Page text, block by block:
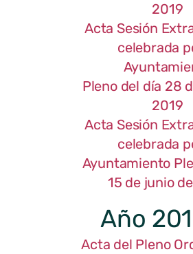
2019
Acta Sesión
celebrada
Pleno del día 28
2019
Acta Sesión
celebrada
Ayuntamiento
15 de junio
Año
Acta del Pleno